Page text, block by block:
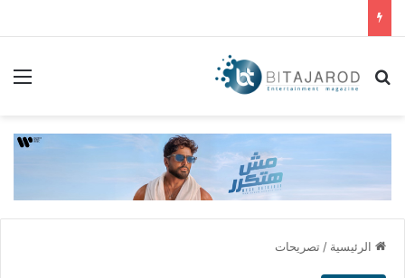
بحث عن
الرئيسية / تصريحات